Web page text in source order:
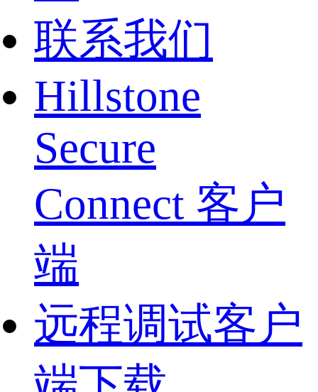
联系我们
Hillstone
Secure
Connect 客户
端
远程调试客户